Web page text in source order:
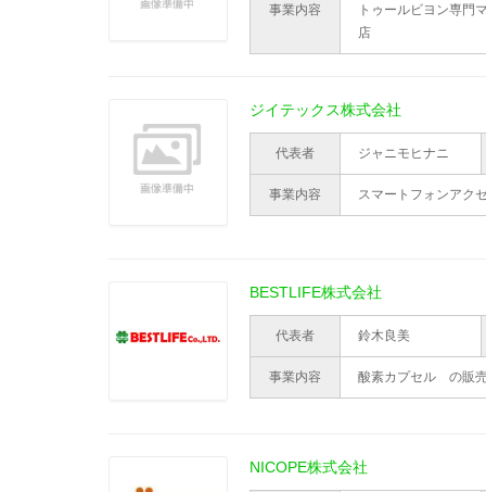
事業内容
トゥールビヨン専門
店
ジイテックス株式会社
代表者 ジャニモヒナニ
事業内容 スマートフォンアク
BESTLIFE株式会社
代表者 鈴木良美
事業内容 酸素カプセル の販
NICOPE株式会社